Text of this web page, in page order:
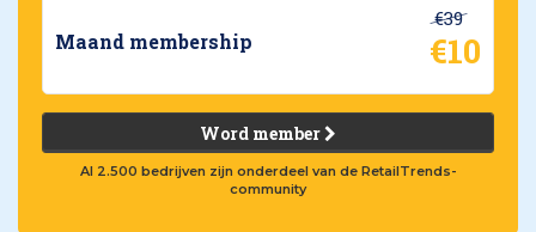
Maand membership
€39
€10
Word member
Al 2.500 bedrijven zijn onderdeel van de RetailTrends-
community